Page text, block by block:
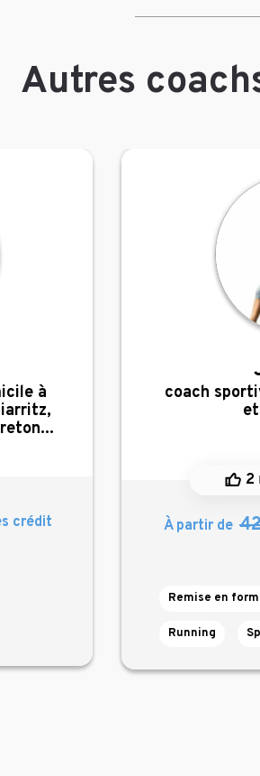
Autres
à
crédit
,
coach
2
À partir de
Remise en
Running